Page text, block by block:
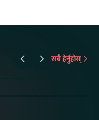
सबै हेर्नुहोस्